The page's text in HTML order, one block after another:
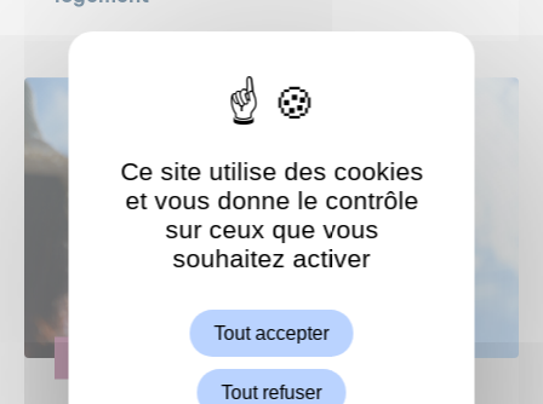
ShareThis est désactivé.
Ce site utilise des cookies
et vous donne le contrôle
sur ceux que vous
souhaitez activer
Tout accepter
Tout refuser